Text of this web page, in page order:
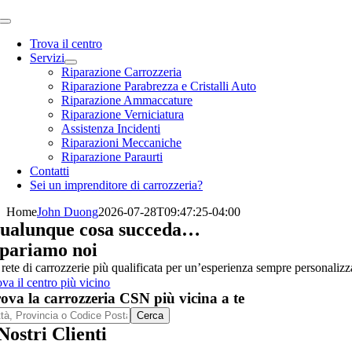
Toggle
NavigationTrova il centro
Servizi
Riparazione Carrozzeria
Riparazione Parabrezza e Cristalli Auto
Riparazione Ammaccature
Riparazione Verniciatura
Assistenza Incidenti
Riparazioni Meccaniche
Riparazione Paraurti
Contatti
Sei un imprenditore di carrozzeria?
HomeJohn Duong2026-07-28T09:47:25-04:00
cosa succeda…
noi
di carrozzerie più qualificata per un’esperienza sempre
il centro più vicino
la carrozzeria CSN più vicina a te
Cerca
Clienti